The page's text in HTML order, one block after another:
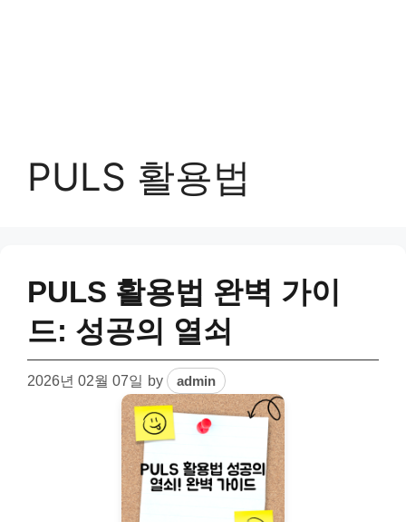
PULS 활용법
PULS 활용법 완벽 가이
드: 성공의 열쇠
2026년 02월 07일 by admin